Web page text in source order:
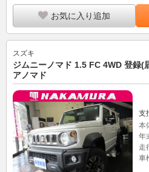
お気に入り追加
スズキ
ジムニーノマド 1.5 FC 4WD 登録(
アノマド
支
本
年
走
車